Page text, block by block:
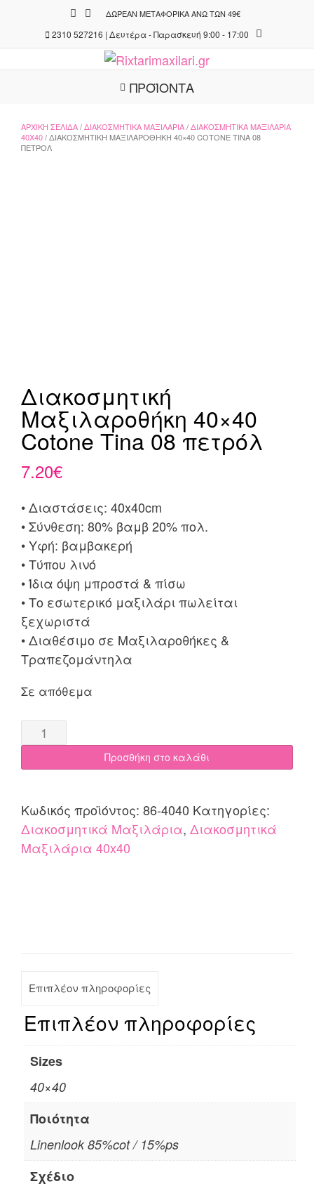
content
ΔΩΡΕΆΝ ΜΕΤΑΦΟΡΙΚΆ ΆΝΩ ΤΩΝ 49€
2310 527216 | Δευτέρα - Παρασκευή 9:00 - 17:00
ΠΡΟΪΟΝΤΑ
ΑΡΧΙΚΉ ΣΕΛΊΔΑ/ΔΙΑΚΟΣΜΗΤΙΚΆ ΜΑΞΙΛΆΡΙΑ/ΔΙΑΚΟΣΜΗΤΙΚΆ ΜΑΞΙΛΆΡΙΑ
40X40/ ΔΙΑΚΟΣΜΗΤΙΚΉ ΜΑΞΙΛΑΡΟΘΉΚΗ 40×40 COTONE TINA 08
ΠΕΤΡΌΛ
Διακοσμητική
Μαξιλαροθήκη 40×40
Cotone Tina 08 πετρόλ
7.20€
• Διαστάσεις: 40x40cm
• Σύνθεση: 80% βαμβ 20% πολ.
• Υφή: βαμβακερή
• Τύπου λινό
• Ίδια όψη μπροστά & πίσω
• Το εσωτερικό μαξιλάρι πωλείται
ξεχωριστά
• Διαθέσιμο σε Μαξιλαροθήκες &
Τραπεζομάντηλα
Σε απόθεμα
Διακοσμητική
Μαξιλαροθήκη
40x40
Tina
08
πετρόλ
quantity
Προσθήκη στο καλάθι
Κωδικός προϊόντος: 86-4040 Κατηγορίες:
Διακοσμητικά Μαξιλάρια, Διακοσμητικά
Μαξιλάρια 40x40
Επιπλέον πληροφορίες
Επιπλέον πληροφορίες
Sizes
40×40
Ποιότητα
Linenlook 85%cot / 15%ps
Σχέδιο